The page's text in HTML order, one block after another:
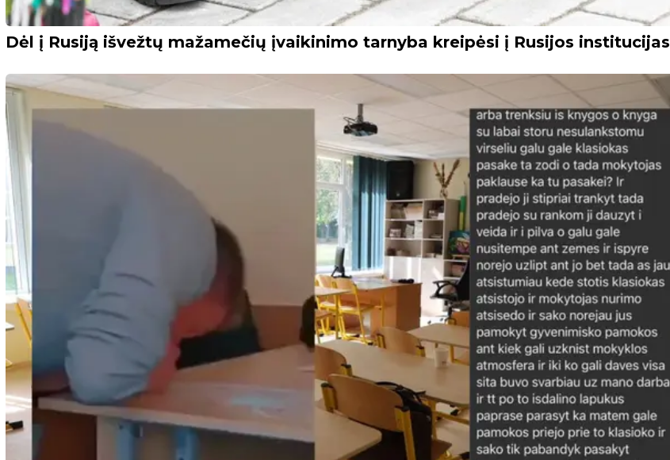
Dėl į Rusiją išvežtų mažamečių įvaikinimo tarnyba kreipėsi į Rusijos institucijas